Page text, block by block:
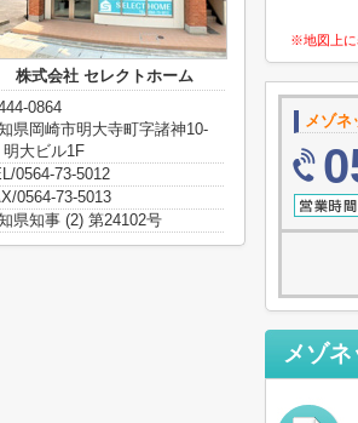
※地図上に
メゾネ
メゾ
株式会社 セレクトホーム
0864
県岡崎市明大寺町字諸神10-
明大ビル1F
0564-73-5012
0564-73-5013
県知事 (2) 第24102号